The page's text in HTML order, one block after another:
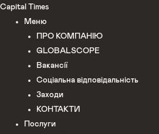
Перейти
Capital Times
Меню
ПРО КОМПАНІЮ
GLOBALSCOPE
Вакансії
Соціальна відповідальність
Заходи
КОНТАКТИ
Послуги